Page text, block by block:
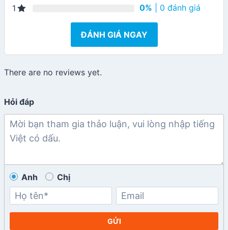
1
0% | 0 đánh giá
ĐÁNH GIÁ NGAY
There are no reviews yet.
Hỏi đáp
Anh Chị
GỬI